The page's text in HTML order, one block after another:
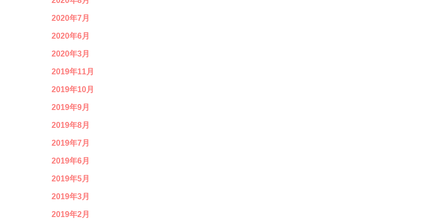
2020年7月
2020年6月
2020年3月
2019年11月
2019年10月
2019年9月
2019年8月
2019年7月
2019年6月
2019年5月
2019年3月
2019年2月